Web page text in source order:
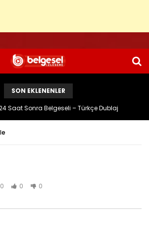
SON EKLENENLER
Saat Sonra Belgeseli – Türkçe Dublaj
0 0 0